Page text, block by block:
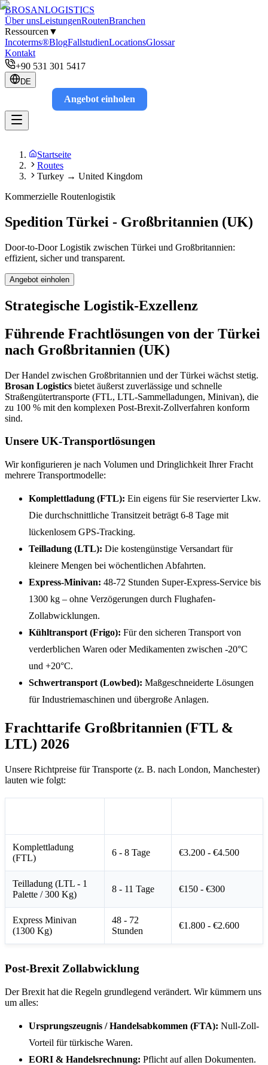
BROSANLOGISTICS
Über unsLeistungenRoutenBranchen
Ressourcen ▼
Incoterms®BlogFallstudienLocationsGlossar
Kontakt
+90 531 301 5417
DE
Angebot einholen
Startseite
Routes
Turkey → United Kingdom
Kommerzielle Routenlogistik
Spedition Türkei - Großbritannien (UK)
Door-to-Door Logistik zwischen Türkei und Großbritannien:
effizient, sicher und transparent.
Angebot einholen
Strategische Logistik-Exzellenz
Führende Frachtlösungen von der Türkei
nach Großbritannien (UK)
Der Handel zwischen Großbritannien und der Türkei wächst stetig.
Brosan Logistics bietet äußerst zuverlässige und schnelle
Straßengütertransporte (FTL, LTL-Sammelladungen, Minivan), die
zu 100 % mit den komplexen Post-Brexit-Zollverfahren konform
sind.
Unsere UK-Transportlösungen
Wir konfigurieren je nach Volumen und Dringlichkeit Ihrer Fracht
mehrere Transportmodelle:
Komplettladung (FTL): Ein eigens für Sie reservierter Lkw.
Die durchschnittliche Transitzeit beträgt 6-8 Tage mit
lückenlosem GPS-Tracking.
Teilladung (LTL): Die kostengünstige Versandart für
kleinere Mengen bei wöchentlichen Abfahrten.
Express-Minivan: 48-72 Stunden Super-Express-Service bis
1300 kg – ohne Verzögerungen durch Flughafen-
Zollabwicklungen.
Kühltransport (Frigo): Für den sicheren Transport von
verderblichen Waren oder Medikamenten zwischen -20°C
und +20°C.
Schwertransport (Lowbed): Maßgeschneiderte Lösungen
für Industriemaschinen und übergroße Anlagen.
Frachttarife Großbritannien (FTL &
LTL) 2026
Unsere Richtpreise für Transporte (z. B. nach London, Manchester)
lauten wie folgt:
Komplettladung
(FTL)
6 - 8 Tage €3.200 - €4.500
Teilladung (LTL - 1
Palette / 300 Kg)
8 - 11 Tage €150 - €300
Express Minivan
(1300 Kg)
48 - 72
Stunden
€1.800 - €2.600
Post-Brexit Zollabwicklung
Der Brexit hat die Regeln grundlegend verändert. Wir kümmern uns
um alles:
Ursprungszeugnis / Handelsabkommen (FTA): Null-Zoll-
Vorteil für türkische Waren.
EORI & Handelsrechnung: Pflicht auf allen Dokumenten.